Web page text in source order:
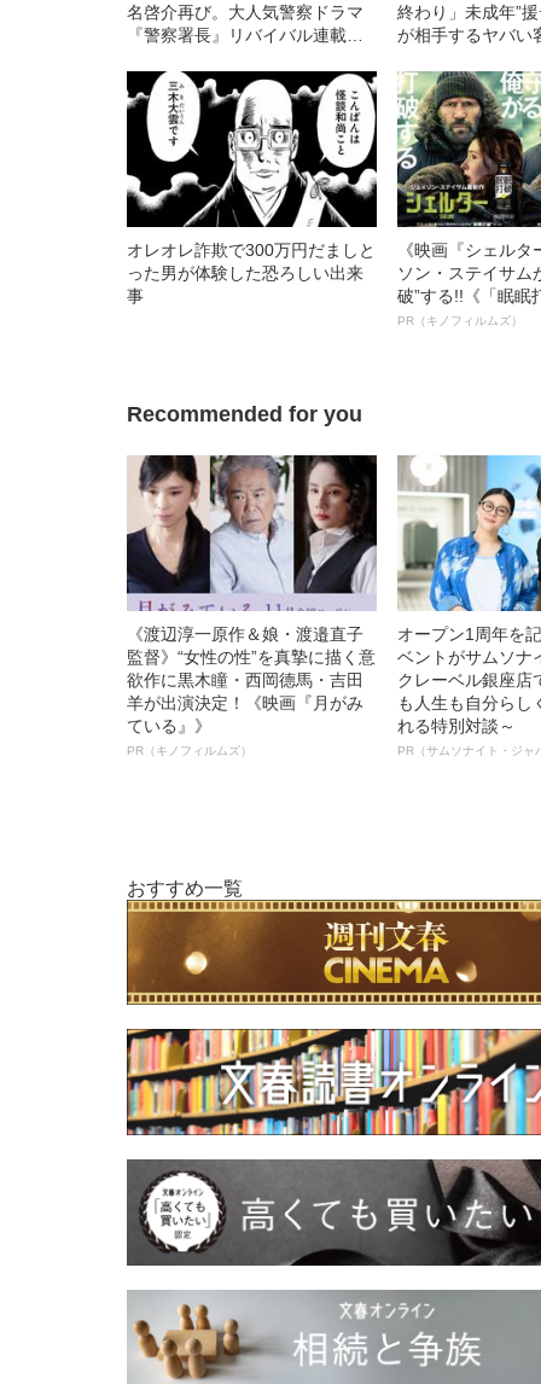
名啓介再び。大人気警察ドラマ
『警察署長』リバイバル連載開
終わり」未成年”
が相手するヤバい
オレオレ詐欺で300万円だましと
った男が体験した恐ろしい出来
事
《映画『シェル
ソン・ステイサム
破”する!!《「眠眠
ボ》
PR（キノフィルムズ）
Recommended for you
《渡辺淳一原作＆娘・渡邉直子
監督》“女性の性”を真摯に描く意
欲作に黒木瞳・西岡德馬・吉田
羊が出演決定！《映画『月がみ
ている』》
PR（キノフィルムズ）
オープン1周年を
ベントがサムソナ
クレーベル銀座
も人生も自分らし
れる特別対談～
PR（サムソナイト・ジャ
おすすめ一覧